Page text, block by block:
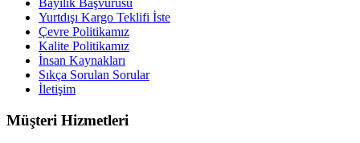
Bayilik Başvurusu
Yurtdışı Kargo Teklifi İste
Çevre Politikamız
Kalite Politikamız
İnsan Kaynakları
Sıkça Sorulan Sorular
İletişim
Müşteri Hizmetleri